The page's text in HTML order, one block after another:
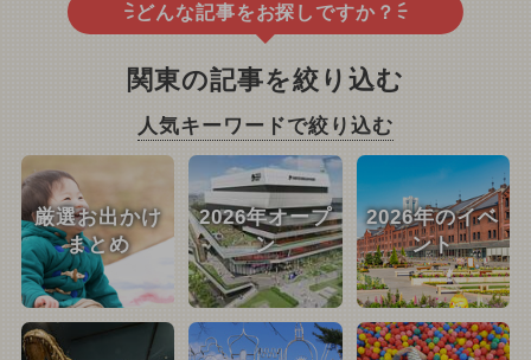
どんな記事をお探しですか？
関東の記事を絞り込む
人気キーワードで絞り込む
厳選お出かけ
まとめ
2026年オープ
ン
2026年のイベ
ント